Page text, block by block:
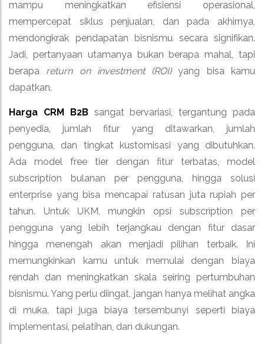
mampu meningkatkan efisiensi operasional,
mempercepat siklus penjualan, dan pada akhirnya,
mendongkrak pendapatan bisnismu secara signifikan.
Jadi, pertanyaan utamanya bukan berapa mahal, tapi
berapa return on investment (ROI)yang bisa kamu
dapatkan.
Harga CRM B2Bsangat bervariasi, tergantung pada
penyedia, jumlah fitur yang ditawarkan, jumlah
pengguna, dan tingkat kustomisasi yang dibutuhkan.
Ada model free tier dengan fitur terbatas, model
subscription bulanan per pengguna, hingga solusi
enterprise yang bisa mencapai ratusan juta rupiah per
tahun. Untuk UKM, mungkin opsi subscription per
pengguna yang lebih terjangkau dengan fitur dasar
hingga menengah akan menjadi pilihan terbaik. Ini
memungkinkan kamu untuk memulai dengan biaya
rendah dan meningkatkan skala seiring pertumbuhan
bisnismu. Yang perlu diingat, jangan hanya melihat angka
di muka, tapi juga biaya tersembunyi seperti biaya
implementasi, pelatihan, dan dukungan.